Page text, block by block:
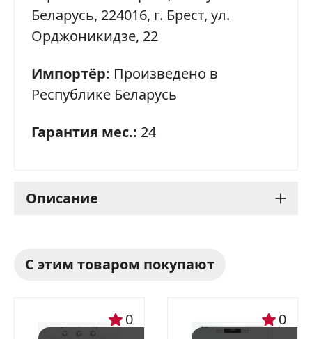
Беларусь, 224016, г. Брест, ул.
Орджоникидзе, 22
Импортёр: Произведено в
Республике Беларусь
Гарантия мес.: 24
Описание
2231-03 К32: стильный и
помощник на вашей
С этим товаром покупают
0 0
ОТПРАВИТЬ ЗАЯВКУ